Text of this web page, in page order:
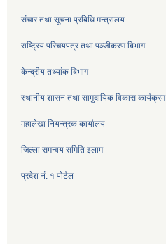
संचार तथा सूचना प्रबिधि मन्त्रालय
राष्ट्रिय परिचयपत्र तथा पञ्जीकरण बिभाग
केन्द्रीय तथ्यांक बिभाग
स्थानीय शासन तथा सामुदायिक विकास कार्यक्रम
महालेखा नियन्त्रक कार्यालय
जिल्ला समन्वय समिति इलाम
प्रदेश नं. १ पोर्टल